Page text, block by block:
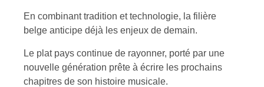
En combinant tradition et technologie, la filière
belge anticipe déjà les enjeux de demain.
Le plat pays continue de rayonner, porté par une
nouvelle génération prête à écrire les prochains
chapitres de son histoire musicale.